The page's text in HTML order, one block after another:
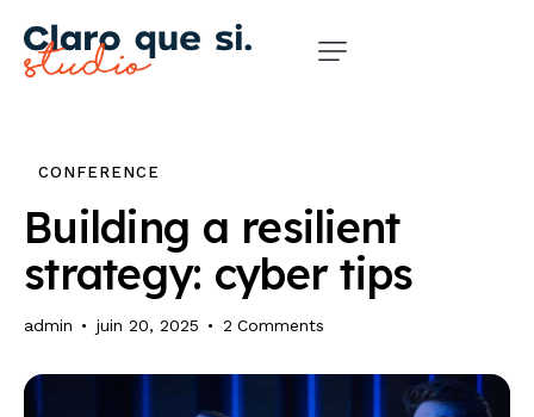
CONFERENCE
Building a resilient
strategy: cyber tips
admin juin 20, 2025 2 Comments